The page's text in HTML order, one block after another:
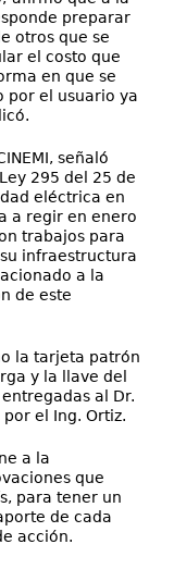
preparar
otros que se
el costo que
en que se
por el usuario ya
señaló
295 del 25 de
eléctrica en
a regir en enero
trabajos para
infraestructura
a la
de este
la tarjeta patrón
y la llave del
al Dr.
por el Ing. Ortiz.
a la
que
para tener un
de cada
acción.